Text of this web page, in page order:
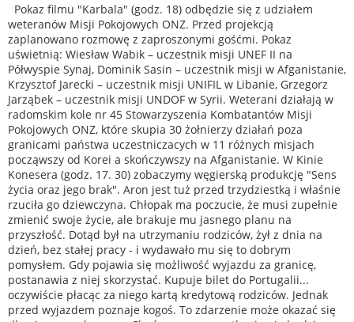
Pokaz filmu "Karbala" (godz. 18) odbędzie się z udziałem
weteranów Misji Pokojowych ONZ. Przed projekcją
zaplanowano rozmowę z zaproszonymi gośćmi. Pokaz
uświetnią: Wiesław Wabik – uczestnik misji UNEF II na
Półwyspie Synaj, Dominik Sasin – uczestnik misji w Afganistanie,
Krzysztof Jarecki – uczestnik misji UNIFIL w Libanie, Grzegorz
Jarząbek – uczestnik misji UNDOF w Syrii. Weterani działają w
radomskim kole nr 45 Stowarzyszenia Kombatantów Misji
Pokojowych ONZ, które skupia 30 żołnierzy działań poza
granicami państwa uczestniczacych w 11 różnych misjach
począwszy od Korei a skończywszy na Afganistanie. W Kinie
Konesera (godz. 17. 30) zobaczymy węgierską produkcję "Sens
życia oraz jego brak". Aron jest tuż przed trzydziestką i właśnie
rzuciła go dziewczyna. Chłopak ma poczucie, że musi zupełnie
zmienić swoje życie, ale brakuje mu jasnego planu na
przyszłość. Dotąd był na utrzymaniu rodziców, żył z dnia na
dzień, bez stałej pracy - i wydawało mu się to dobrym
pomysłem. Gdy pojawia się możliwość wyjazdu za granicę,
postanawia z niej skorzystać. Kupuje bilet do Portugalii...
oczywiście płacąc za niego kartą kredytową rodziców. Jednak
przed wyjazdem poznaje kogoś. To zdarzenie może okazać się